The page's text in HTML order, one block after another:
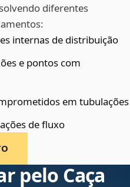
diferentes
internas de distribuição
e pontos com
em tubulações
de fluxo
pelo Caça